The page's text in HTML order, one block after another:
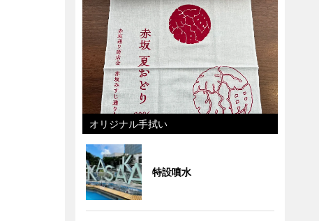
オリジナル手拭い
特設噴水